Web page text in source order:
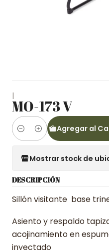
|
MO-173 V
Cantidad
Agregar al
Mostrar stock de
DESCRIPCIÓN
Sillón visitante base
Asiento y respaldo
acojinamiento en
inyectado